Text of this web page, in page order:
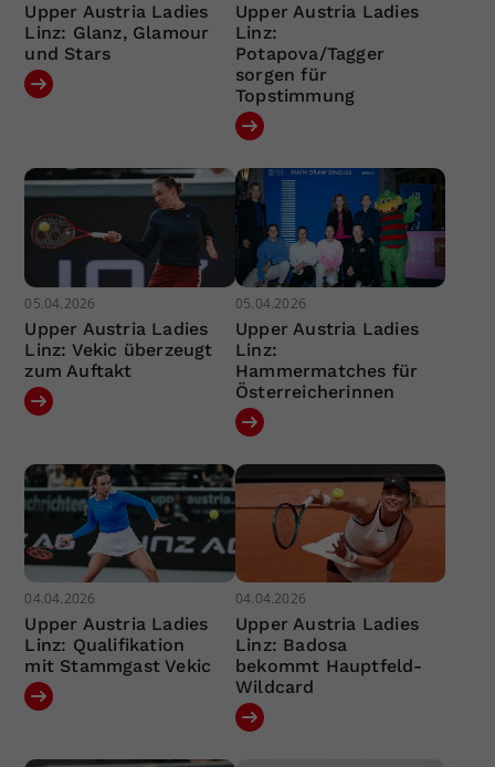
Upper Austria Ladies
Linz: Glanz, Glamour
und Stars
Upper Austria Ladies
Linz:
Potapova/Tagger
sorgen für
Topstimmung
05.04.2026
Upper Austria Ladies
Linz: Vekic überzeugt
zum Auftakt
05.04.2026
Upper Austria Ladies
Linz:
Hammermatches für
Österreicherinnen
04.04.2026
Upper Austria Ladies
Linz: Qualifikation
mit Stammgast Vekic
04.04.2026
Upper Austria Ladies
Linz: Badosa
bekommt Hauptfeld-
Wildcard